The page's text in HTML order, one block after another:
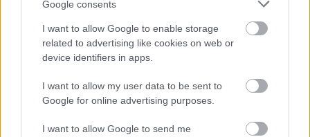
Google consents
I want to allow Google to enable storage
related to advertising like cookies on web or
device identifiers in apps.
I want to allow my user data to be sent to
Google for online advertising purposes.
I want to allow Google to send me
A szerkesztőségünknek beszámoló, névtelenségüket kérő
tanárok által elmesélt történések országosan nem ismeretlen,
de számos részletében morálisan rendkívül súlyos
gyakorlatokról árulkodnak. A Szol24 több érintetett
megszólaltatva járt utána az esetnek: megtudtuk, hogy
módszereivel szemben.